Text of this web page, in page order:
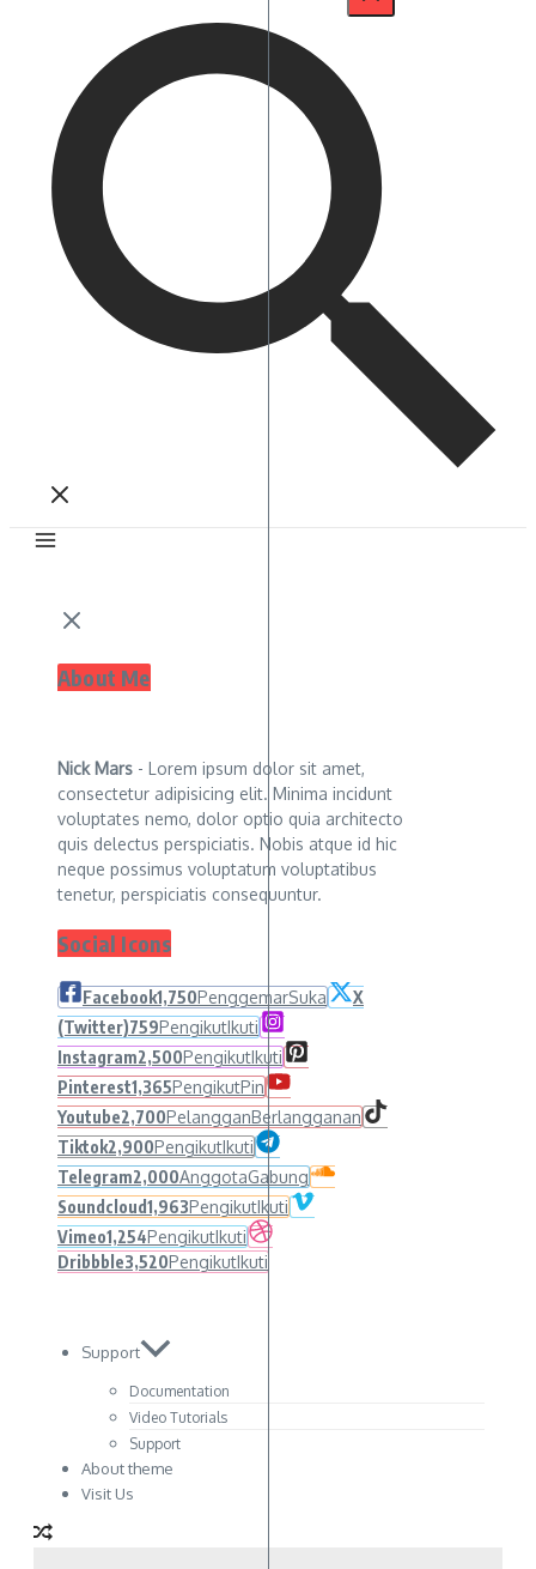
About Me
Nick Mars - Lorem ipsum dolor sit amet,
consectetur adipisicing elit. Minima incidunt
voluptates nemo, dolor optio quia architecto
quis delectus perspiciatis. Nobis atque id hic
neque possimus voluptatum voluptatibus
tenetur, perspiciatis consequuntur.
Social Icons
Facebook1,750PenggemarSuka
X
(Twitter)759PengikutIkuti
Instagram2,500PengikutIkuti
Pinterest1,365PengikutPin
Youtube2,700PelangganBerlangganan
Tiktok2,900PengikutIkuti
Telegram2,000AnggotaGabung
Soundcloud1,963PengikutIkuti
Vimeo1,254PengikutIkuti
Dribbble3,520PengikutIkuti
Support
Documentation
Video Tutorials
Support
About theme
Visit Us